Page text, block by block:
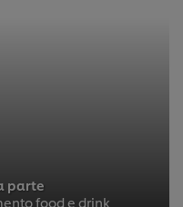
parte
food e drink